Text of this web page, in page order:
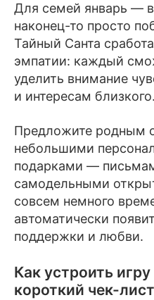
Для семей январь —
наконец-то просто
Тайный Санта
эмпатии: каждый
уделить внимание
и интересам близкого.
Предложите родным
небольшими
подарками —
самодельными
совсем немного
автоматически
поддержки и любви.
Как устроить
короткий чек-лист